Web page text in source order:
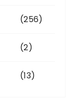
(256)
(2)
(13)